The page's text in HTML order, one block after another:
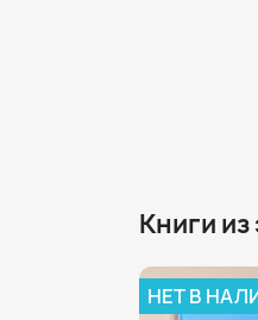
Книги
НЕТ В